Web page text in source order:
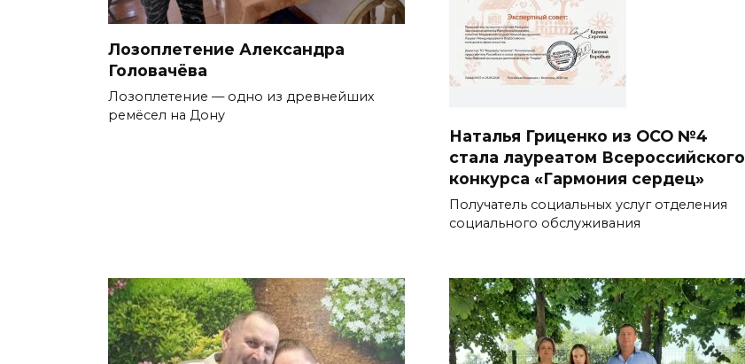
Лозоплетение Александра
Головачёва
Лозоплетение — одно из древнейших
ремёсел на Дону
Наталья Гриценко из ОСО №4
стала лауреатом Всероссийского
конкурса «Гармония сердец»
Получатель социальных услуг отделения
социального обслуживания